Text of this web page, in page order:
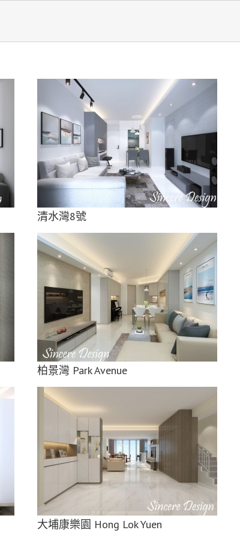
清水灣8號
Monte Vista 翠擁華庭
柏景灣 Park Avenue
新都大廈 New Town Mansion
大埔康樂園 Hong Lok Yuen
將軍澳君傲灣 The Grandiose